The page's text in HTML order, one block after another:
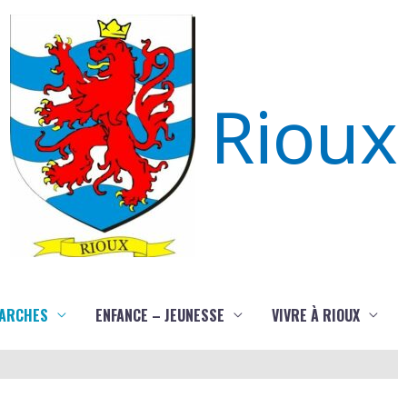
Rioux
ENFANCE – JEUNESSE VIVRE À RIOUX